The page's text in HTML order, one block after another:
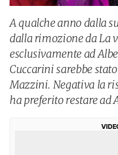
A qualche anno dalla
dalla rimozione da La
esclusivamente ad
Cuccarini sarebbe
Mazzini. Negativa la
ha preferito restare ad